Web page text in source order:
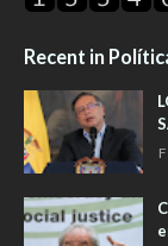
Recent in